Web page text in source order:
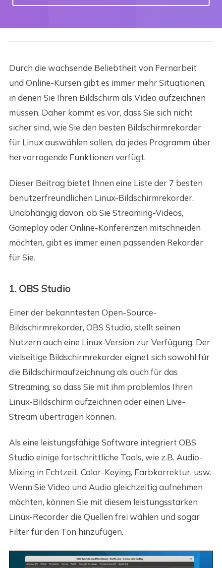
Durch die wachsende Beliebtheit von Fernarbeit
und Online-Kursen gibt es immer mehr Situationen,
in denen Sie Ihren Bildschirm als Video aufzeichnen
müssen. Daher kommt es vor, dass Sie sich nicht
sicher sind, wie Sie den besten Bildschirmrekorder
für Linux auswählen sollen, da jedes Programm über
hervorragende Funktionen verfügt.
Dieser Beitrag bietet Ihnen eine Liste der 7 besten
benutzerfreundlichen Linux-Bildschirmrekorder.
Unabhängig davon, ob Sie Streaming-Videos,
Gameplay oder Online-Konferenzen mitschneiden
möchten, gibt es immer einen passenden Rekorder
für Sie.
1. OBS Studio
Einer der bekanntesten Open-Source-
Bildschirmrekorder, OBS Studio, stellt seinen
Nutzern auch eine Linux-Version zur Verfügung. Der
vielseitige Bildschirmrekorder eignet sich sowohl für
die Bildschirmaufzeichnung als auch für das
Streaming, so dass Sie mit ihm problemlos Ihren
Linux-Bildschirm aufzeichnen oder einen Live-
Stream übertragen können.
Als eine leistungsfähige Software integriert OBS
Studio einige fortschrittliche Tools, wie z.B. Audio-
Mixing in Echtzeit, Color-Keying, Farbkorrektur, usw.
Wenn Sie Video und Audio gleichzeitig aufnehmen
möchten, können Sie mit diesem leistungsstarken
Linux-Recorder die Quellen frei wählen und sogar
Filter für den Ton hinzufügen.